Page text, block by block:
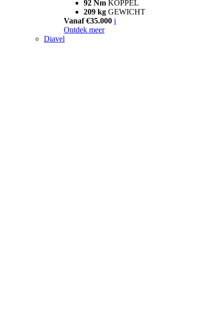
92 Nm KOPPEL
209 kg GEWICHT
Vanaf €35.000 i
Ontdek meer
Diavel